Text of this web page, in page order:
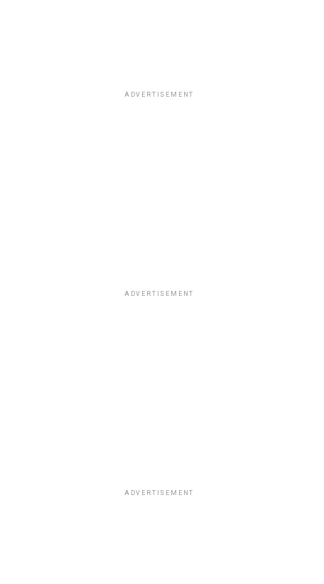
ADVERTISEMENT
ADVERTISEMENT
ADVERTISEMENT